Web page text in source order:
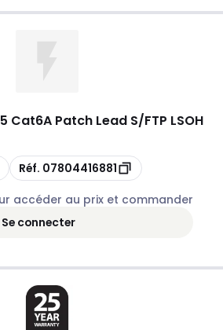
Cat6A Patch Lead S/FTP LSOH
Copie
Réf. 07804416881
accéder au prix et commander
Se connecter